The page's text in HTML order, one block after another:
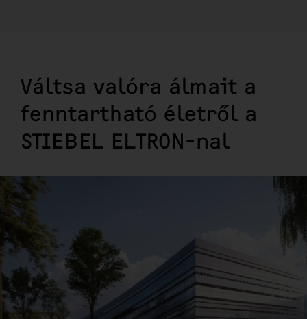
Váltsa valóra álmait a
fenntartható életről a
STIEBEL ELTRON-nal